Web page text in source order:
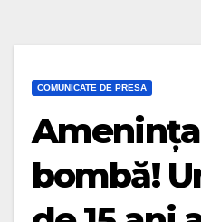
COMUNICATE DE PRESA
bombă!